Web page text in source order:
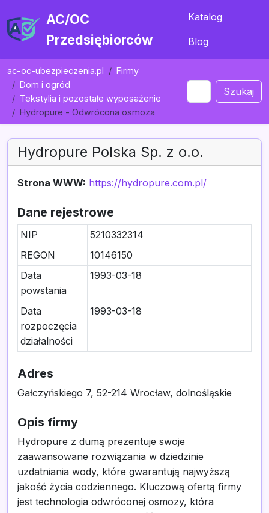
AC/OC
Przedsiębiorców
Katalog
Blog
ac-oc-ubezpieczenia.pl
Firmy
Dom i ogród
Tekstylia i pozostałe wyposażenie
Hydropure - Odwrócona osmoza
Szukaj
Hydropure Polska Sp. z o.o.
Strona WWW: https://hydropure.com.pl/
Dane rejestrowe
NIP
5210332314
REGON
10146150
Data
powstania
1993-03-18
Data
rozpoczęcia
działalności
1993-03-18
Adres
Gałczyńskiego 7, 52-214 Wrocław, dolnośląskie
Opis firmy
Hydropure z dumą prezentuje swoje
zaawansowane rozwiązania w dziedzinie
uzdatniania wody, które gwarantują najwyższą
jakość życia codziennego. Kluczową ofertą firmy
jest technologia odwróconej osmozy, która